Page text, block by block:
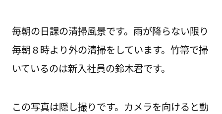
毎朝の日課の清掃風景です。雨が降らない限り
毎朝８時より外の清掃をしています。竹箒で掃
いているのは新入社員の鈴木君です。
この写真は隠し撮りです。カメラを向けると動